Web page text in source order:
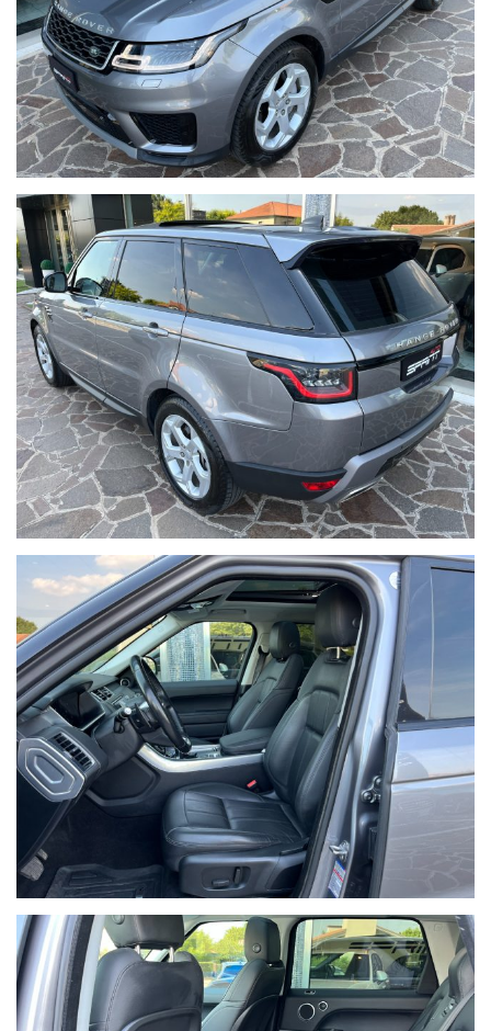
- CLIMA AUTOMATICO BI-ZONA,
- SENSORI PARCHEGGIO + TELECAMERA,
- CERCHI IN LEGA,
- NAVIGATORE SATELLITARE CARTOGRAFICO,
- VOLANTE MULTIFUNZIONE SPORTIVO,
- CRUISE CONTROL,
- LANE ASSIST,
- RADIO DAB + BT AUDIO + USB,
- VIVAVOCE BLUETOOTH,
- BRACCIOLO,
- RETROVISORI RIPIEGABILI,
- SPECCHIETTI ED ALZACRISTALLI ELETTRICI,
- CHIUSURA CENTRALIZZATA CON TELECOMANDO,
- VETRI PRIVACY,
- APP CONNECT,
- ASSISTENTI ALLA GUIDA.
PREZZO ESCLUSO DEL TRASFERIMENTO DI PROPRIETA' A CARICO
DELL'ACQUIRENTE.
ANNUNCIO REALE, VETTURA DISPONIBILE IN SEDE, POTETE VENIRLA A
VEDERE, PROVARE E TOCCARE CON MANO.
PREZZO SENZA SORPRESE, NON LEGATO AD ALCUNA FORMA DI
FINANZIAMENTO O ALLA STIPULA DI UNA ASSICURAZIONE.
SPRINT AUTO
Per tutte le informazioni contattare:
SEDE: 0444/760759,
UFFICIO VENDITE E NOLEGGIO: VALENTINO 0039 328/8492616,
RESPONSABILE USATO: TOMMASO 0039 328/8275575.
Oppure visita il sito www.sprint-auto.it
Siamo in grado di reperire in brevissimo tempo qualsiasi tipo di
veicolo dal mercato Tedesco, secondo le specifiche ed i desideri del
cliente.
Siamo Rent Point, per le vostre esigenze di noleggio a breve e
medio termine.
Offriamo anche il servizio di Noleggio a Lungo Termine sia per
privati che ditte o partite iva, con proposte personalizzabili in base
alle varie esigenze, su ogni vettura o mezzo commerciale.
VISIBILE PRESSO LO SHOWROOM DI
NOVENTA VICENTINA, VIA MIGLIADIZZI 12/B.
Seguici anche su Facebook e Instagram / Follow us on Facebook